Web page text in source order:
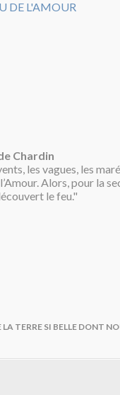
Chardin
les vagues, les
Alors, pour la
le feu."
TERRE SI BELLE DONT